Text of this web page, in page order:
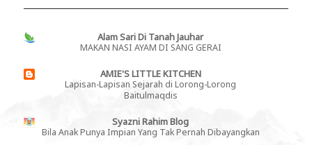
Alam Sari Di Tanah Jauhar
MAKAN NASI AYAM DI SANG GERAI
AMIE'S LITTLE KITCHEN
Lapisan-Lapisan Sejarah di Lorong-Lorong
Baitulmaqdis
Syazni Rahim Blog
Bila Anak Punya Impian Yang Tak Pernah Dibayangkan